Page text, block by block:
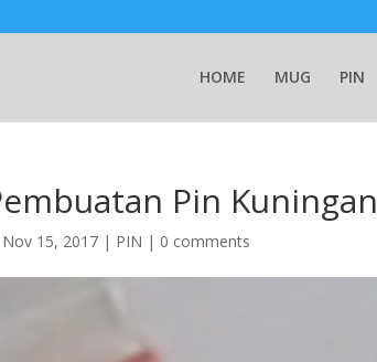
HOME MUG PIN
Pin Kuningan
Nov 15, 2017 | PIN | 0 comments